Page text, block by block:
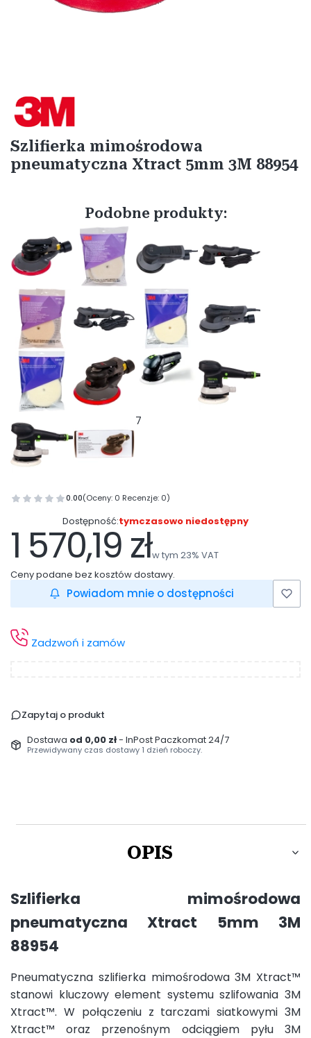
Etykiety
Szlifierka mimośrodowa
pneumatyczna Xtract 5mm 3M 88954
Podobne produkty:
7
0.00(Oceny: 0 Recenzje: 0)
Dostępność:tymczasowo niedostępny
Cena
1 570,19 złw tym 23% VAT
w tym 23% VAT
Ceny podane bez kosztów dostawy.
Powiadom mnie o dostępności
Zadzwoń i zamów
Zapytaj o produkt
Dostawa od 0,00 zł- InPost Paczkomat 24/7
Przewidywany czas dostawy 1 dzień roboczy.
OPIS
Szlifierka mimośrodowa
pneumatyczna Xtract 5mm 3M
88954
Pneumatyczna szlifierka mimośrodowa 3M Xtract™
stanowi kluczowy element systemu szlifowania 3M
Xtract™. W połączeniu z tarczami siatkowymi 3M
Xtract™ oraz przenośnym odciągiem pyłu 3M